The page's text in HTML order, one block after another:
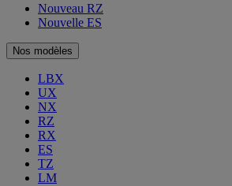
Nouveau RZ
Nouvelle ES
Nos modèles
LBX
UX
NX
RZ
RX
ES
TZ
LM